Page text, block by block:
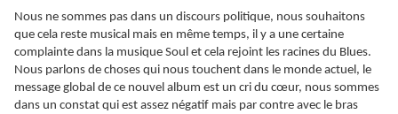
Nous ne sommes pas dans un discours politique, nous souhaitons
que cela reste musical mais en même temps, il y a une certaine
complainte dans la musique Soul et cela rejoint les racines du Blues.
Nous parlons de choses qui nous touchent dans le monde actuel, le
message global de ce nouvel album est un cri du cœur, nous sommes
dans un constat qui est assez négatif mais par contre avec le bras